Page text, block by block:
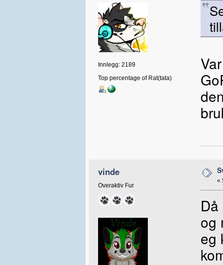
Innlegg: 2189
Top percentage of Rat(tata)
vinde
Overaktiv Fur
«
og
eg